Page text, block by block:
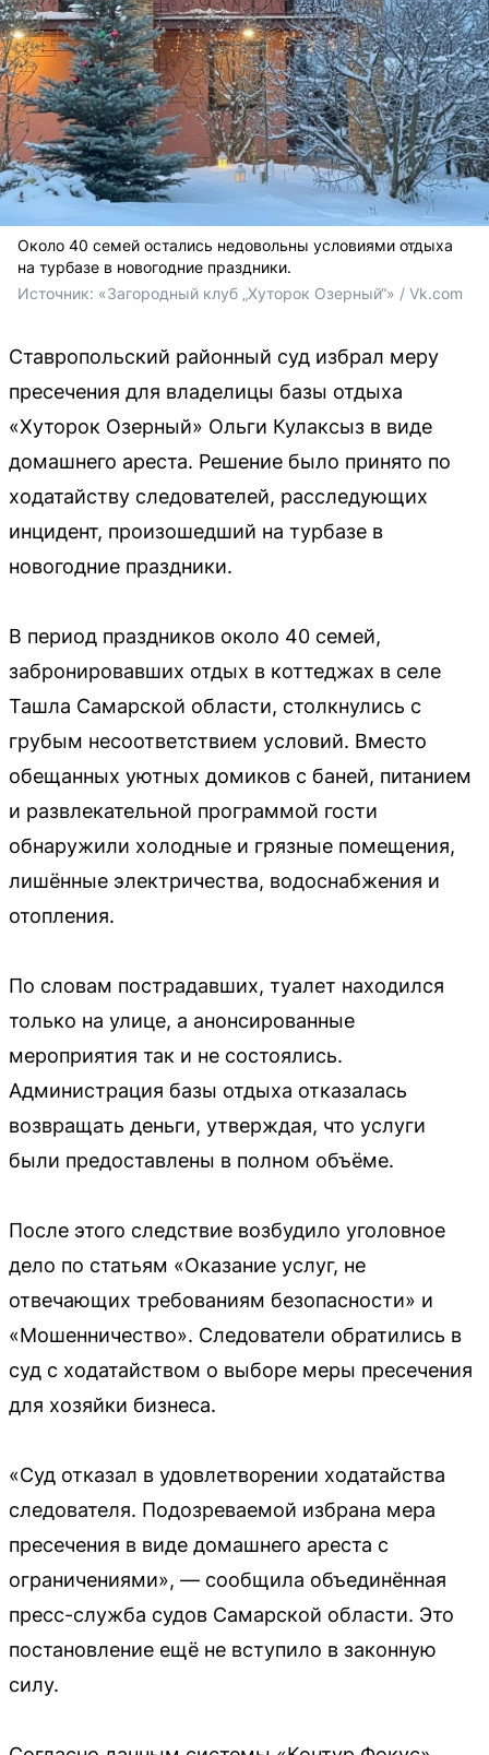
Около 40 семей остались недовольны условиями отдыха
на турбазе в новогодние праздники.
Источник: «Загородный клуб „Хуторок Озерный“» / Vk.com
Ставропольский районный суд избрал меру
пресечения для владелицы базы отдыха
«Хуторок Озерный» Ольги Кулаксыз в виде
домашнего ареста. Решение было принято по
ходатайству следователей, расследующих
инцидент, произошедший на турбазе в
новогодние праздники.
В период праздников около 40 семей,
забронировавших отдых в коттеджах в селе
Ташла Самарской области, столкнулись с
грубым несоответствием условий. Вместо
обещанных уютных домиков с баней, питанием
и развлекательной программой гости
обнаружили холодные и грязные помещения,
лишённые электричества, водоснабжения и
отопления.
По словам пострадавших, туалет находился
только на улице, а анонсированные
мероприятия так и не состоялись.
Администрация базы отдыха отказалась
возвращать деньги, утверждая, что услуги
были предоставлены в полном объёме.
После этого следствие возбудило уголовное
дело по статьям «Оказание услуг, не
отвечающих требованиям безопасности» и
«Мошенничество». Следователи обратились в
суд с ходатайством о выборе меры пресечения
для хозяйки бизнеса.
«Суд отказал в удовлетворении ходатайства
следователя. Подозреваемой избрана мера
пресечения в виде домашнего ареста с
ограничениями», — сообщила объединённая
пресс-служба судов Самарской области. Это
постановление ещё не вступило в законную
силу.